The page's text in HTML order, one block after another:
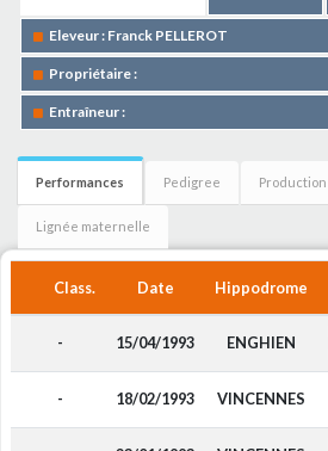
Eleveur : Franck PELLEROT
Propriétaire :
Entraîneur :
Performances Pedigree Production
Lignée maternelle
Class. Date Hippodrome
- 15/04/1993 ENGHIEN
- 18/02/1993 VINCENNES